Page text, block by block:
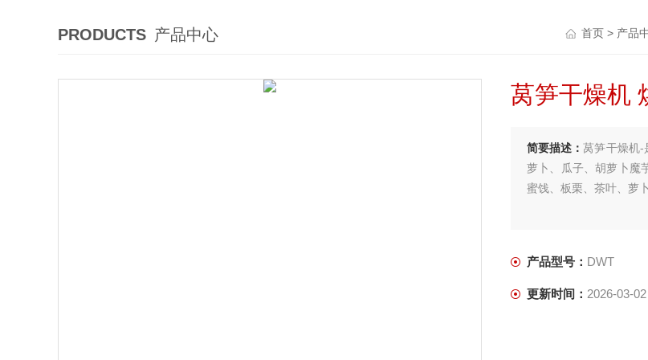
PRODUCTS 产品中心 首页 > 产品
莴笋干燥机
简要描述：莴笋干燥机-
萝卜、瓜子、胡萝卜魔
蜜饯、板栗、茶叶、萝
产品型号： DWT
更新时间： 2026-03-02